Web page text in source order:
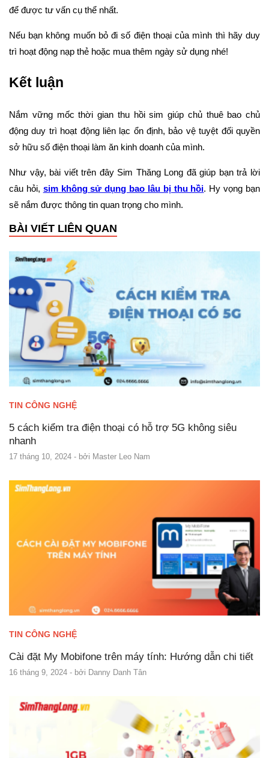
để được tư vấn cụ thể nhất.
Nếu bạn không muốn bỏ đi số điện thoại của mình thì hãy duy
trì hoạt động nạp thẻ hoặc mua thêm ngày sử dụng nhé!
Kết luận
Nắm vững mốc thời gian thu hồi sim giúp chủ thuê bao chủ
động duy trì hoạt động liên lạc ổn định, bảo vệ tuyệt đối quyền
sở hữu số điện thoại làm ăn kinh doanh của mình.
Như vậy, bài viết trên đây Sim Thăng Long đã giúp bạn trả lời
câu hỏi, sim không sử dụng bao lâu bị thu hồi. Hy vọng bạn
sẽ nắm được thông tin quan trọng cho mình.
BÀI VIẾT LIÊN QUAN
TIN CÔNG NGHỆ
5 cách kiểm tra điện thoại có hỗ trợ 5G không siêu
nhanh
17 tháng 10, 2024 - bởi Master Leo Nam
TIN CÔNG NGHỆ
Cài đặt My Mobifone trên máy tính: Hướng dẫn chi tiết
16 tháng 9, 2024 - bởi Danny Danh Tân